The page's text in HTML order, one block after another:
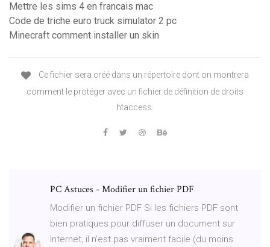
Mettre les sims 4 en francais mac
Code de triche euro truck simulator 2 pc
Minecraft comment installer un skin
Ce fichier sera créé dans un répertoire dont on montrera
comment le protéger avec un fichier de définition de droits
htaccess.
PC Astuces - Modifier un fichier PDF
Modifier un fichier PDF Si les fichiers PDF sont
bien pratiques pour diffuser un document sur
Internet, il n'est pas vraiment facile (du moins